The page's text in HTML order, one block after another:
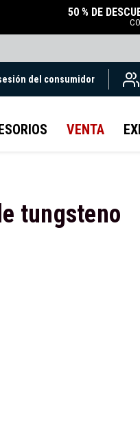
50 % DE
del consumidor
VENTA
tungsteno